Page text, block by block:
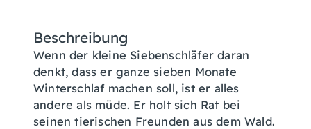
Beschreibung
Wenn der kleine Siebenschläfer daran
denkt, dass er ganze sieben Monate
Winterschlaf machen soll, ist er alles
andere als müde. Er holt sich Rat bei
seinen tierischen Freunden aus dem Wald.